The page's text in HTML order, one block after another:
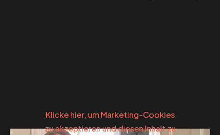
Klicke hier, um Marketing-Cookies
zu akzeptieren und diesen Inhalt zu